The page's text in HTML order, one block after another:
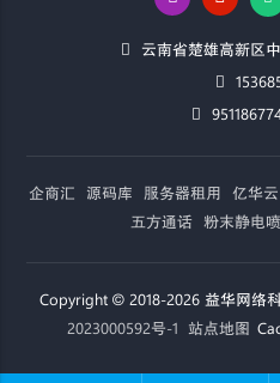
云南省楚雄高新区
企商汇 源码库 服务器租用 亿华云
五方通话 粉末静电
Copyright © 2018-2026 益华网络
2023000592号-1 站点地图